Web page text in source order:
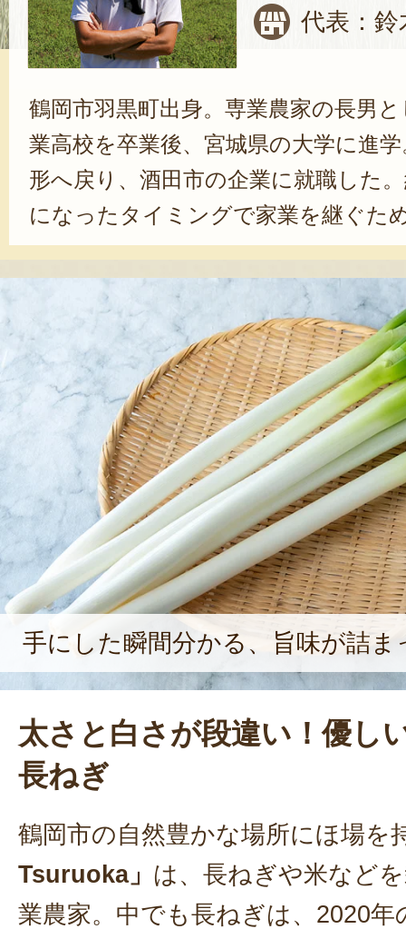
代表：鈴
鶴岡市羽黒町出身。専業農家の長男
業高校を卒業後、宮城県の大学に進
形へ戻り、酒田市の企業に就職した
になったタイミングで家業を継ぐた
就農研修の際に軟白ねぎに出会い、
を決意した。「初めは嫌々だった」
では、「綺麗で美味しいねぎ」を作
に充実感を感じている。自分がやる
「農業をやりたい！」と思ってもら
こいい農家」として活動していきた
がある。「まだまだ先輩農家から学
るように、試行錯誤の日々が続いて
ん。それでも、お客さんの「美味し
しい」という言葉をモチベーション
さを更新する」ねぎ作りを目指して
手にした瞬間分かる、旨味が詰ま
太さと白さが段違い！優し
長ねぎ
鶴岡市の自然豊かな場所にほ場を
Tsuruoka」 は、長ねぎや米など
業農家。中でも長ねぎは、2020年